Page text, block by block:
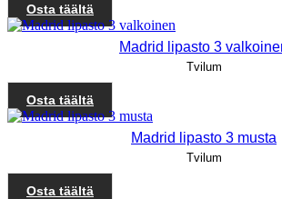
Osta täältä
Madrid lipasto 3
Tvilum
Osta täältä
Madrid lipasto 3 musta
Tvilum
Osta täältä